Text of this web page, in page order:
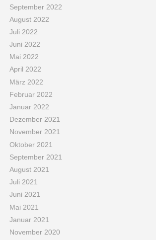
September 2022
August 2022
Juli 2022
Juni 2022
Mai 2022
April 2022
März 2022
Februar 2022
Januar 2022
Dezember 2021
November 2021
Oktober 2021
September 2021
August 2021
Juli 2021
Juni 2021
Mai 2021
Januar 2021
November 2020